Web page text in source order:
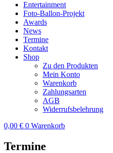
Entertainment
Foto-Ballon-Projekt
Awards
News
Termine
Kontakt
Shop
Zu den Produkten
Mein Konto
Warenkorb
Zahlungsarten
AGB
Widerrufsbelehrung
0,00 € 0 Warenkorb
Termine